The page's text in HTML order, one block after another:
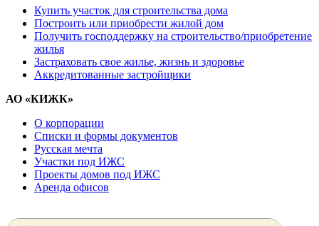
Купить участок для строительства дома
Построить или приобрести жилой дом
Получить господдержку на строительство/приобретение
жилья
Застраховать свое жилье, жизнь и здоровье
Аккредитованные застройщики
АО «КИЖК»
О корпорации
Списки и формы документов
Русская мечта
Участки под ИЖС
Проекты домов под ИЖС
Аренда офисов